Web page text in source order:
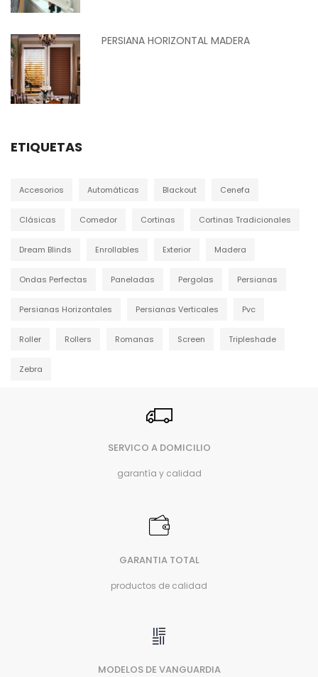
PERSIANA HORIZONTAL MADERA
ETIQUETAS
Accesorios Automáticas Blackout Cenefa
Clásicas Comedor Cortinas Cortinas Tradicionales
Dream Blinds Enrollables Exterior Madera
Ondas Perfectas Paneladas Pergolas Persianas
Persianas Horizontales Persianas Verticales Pvc
Roller Rollers Romanas Screen Tripleshade
Zebra
SERVICO A DOMICILIO
garantía y calidad
GARANTIA TOTAL
productos de calidad
MODELOS DE VANGUARDIA